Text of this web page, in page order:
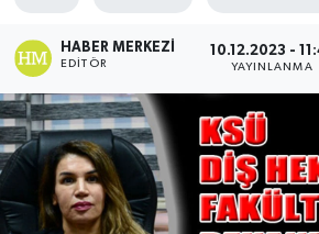
HABER MERKEZI
EDITÖR
10.12.2023 -
YAYINLANMA
Tarih - Kültür - Sanat - Turizm
Yaşam